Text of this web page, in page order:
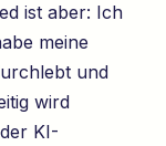
ist aber: Ich
meine
und
wird
KI-